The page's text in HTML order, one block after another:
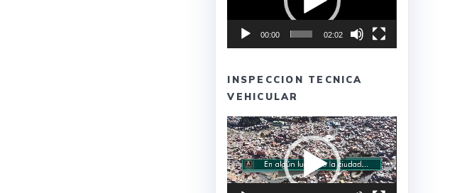
00:00 02:02
INSPECCION TECNICA
VEHICULAR
Reproductor
de
vídeo